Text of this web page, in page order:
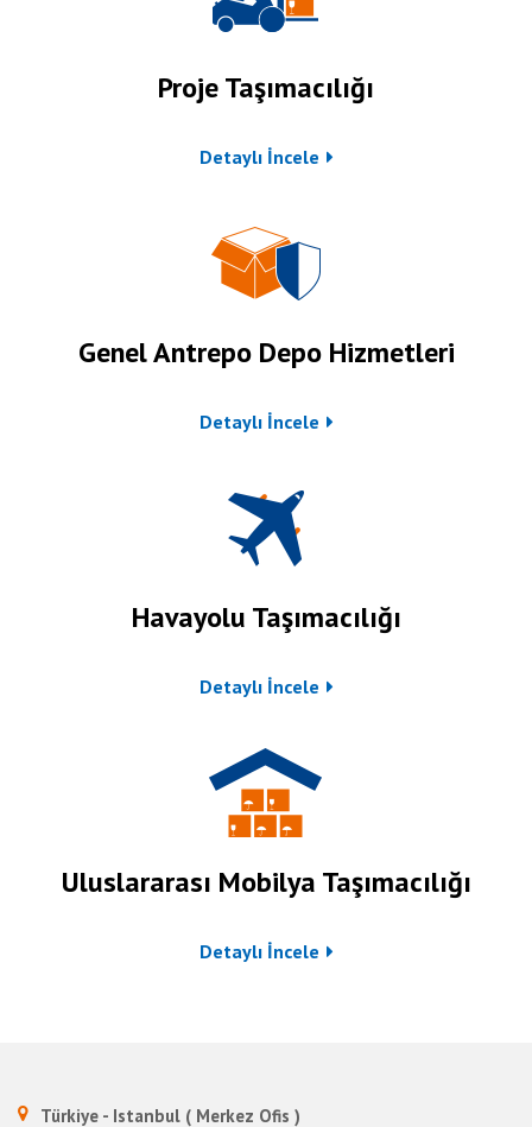
Proje Taşımacılığı
Detaylı İncele
Genel Antrepo Depo Hizmetleri
Detaylı İncele
Havayolu Taşımacılığı
Detaylı İncele
Uluslararası Mobilya Taşımacılığı
Detaylı İncele
Türkiye - Istanbul ( Merkez Ofis )